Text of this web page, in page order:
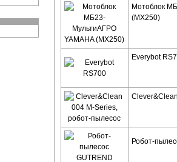
Мотоблок
(MX250)
Everybot
Робот-